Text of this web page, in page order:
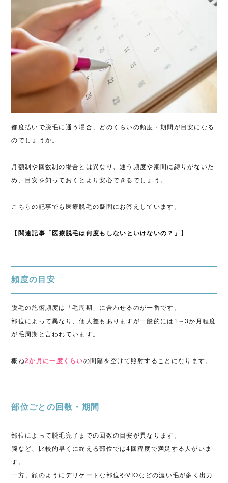
都度払いで脱毛に通う場合、どのくらいの頻度・期間が目安になる
のでしょうか。
月額制や回数制の場合とは異なり、通う頻度や期間に縛りがないた
め、目安を知っておくとより安心できるでしょう。
こちらの記事でも医療脱毛の疑問にお答えしています。
【関連記事「医療脱毛は何度もしないといけないの？ 」】
頻度の目安
脱毛の施術頻度は「毛周期」に合わせるのが一番です。
部位によって異なり、個人差もありますが一般的には1～3か月程度
が毛周期と言われています。
概ね2か月に一度くらいの間隔を空けて照射することになります。
部位ごとの回数・期間
部位によって脱毛完了までの回数の目安が異なります。
腕など、比較的早くに終える部位では4回程度で満足する人がいま
す。
一方、顔のようにデリケートな部位やVIOなどの濃い毛が多く出力